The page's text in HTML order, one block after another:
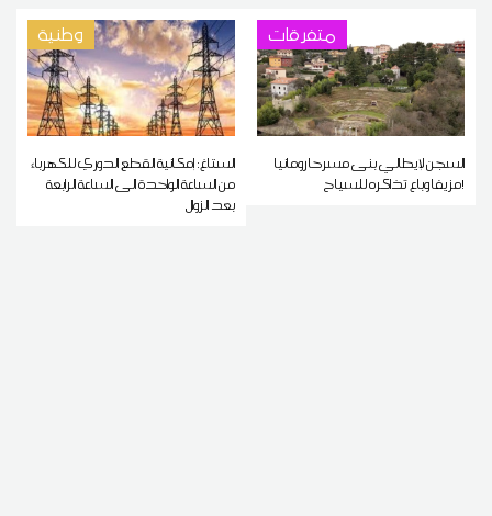
متفرقات
السجن لإيطالي بنى مسرحا رومانيا
مزيفا وباع تذاكره للسياح!
وطنية
الستاغ: إمكانية القطع الدوري للكهرباء
من الساعة الواحدة الى الساعة الرابعة
بعد الزوال